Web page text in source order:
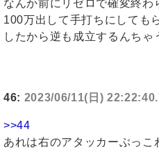
なんか前にリゼロで確変終
100万出して手打ちにしても
したから逆も成立するんちゃ
46: 2023/06/11(日)
>>44
あれは右のアタッカーぶっ